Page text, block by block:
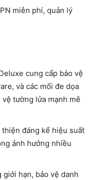
miễn phí, quản lý
cung cấp bảo vệ
và các mối đe dọa
tường lửa mạnh mẽ
đáng kể hiệu suất
ảnh hưởng nhiều
giới hạn, bảo vệ danh